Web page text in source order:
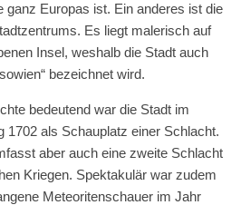
ganz Europas ist. Ein anderes ist die
Es liegt malerisch auf
Insel, weshalb die Stadt auch
bezeichnet wird.
bedeutend war die Stadt im
1702 als Schauplatz einer Schlacht.
aber auch eine zweite Schlacht
Kriegen. Spektakulär war zudem
Meteoritenschauer im Jahr